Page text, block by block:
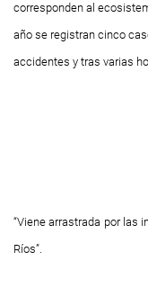
corresponden al
año se registran cinco
accidentes y tras varias
“Viene arrastrada por las
Ríos”.